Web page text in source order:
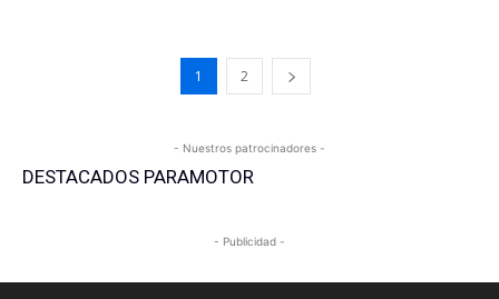
1 2
- Nuestros patrocinadores -
DESTACADOS PARAMOTOR
- Publicidad -